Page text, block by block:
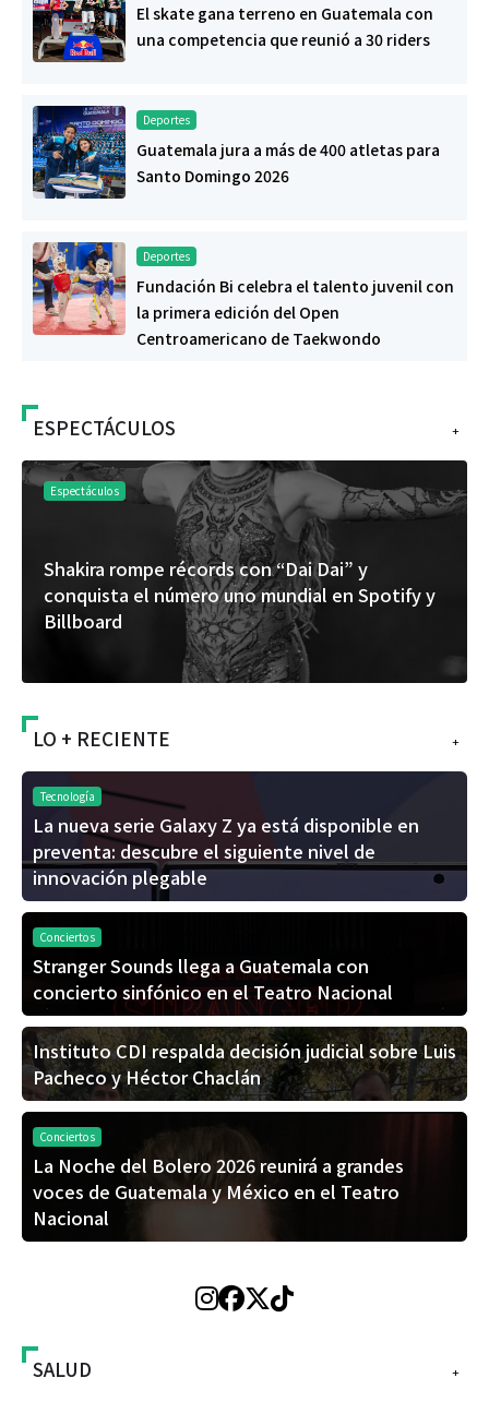
El skate gana terreno en Guatemala con
una competencia que reunió a 30 riders
Deportes
Guatemala jura a más de 400 atletas para
Santo Domingo 2026
Deportes
Fundación Bi celebra el talento juvenil con
la primera edición del Open
Centroamericano de Taekwondo
+
ESPECTÁCULOS
Espectáculos
Shakira rompe récords con “Dai Dai” y
conquista el número uno mundial en Spotify y
Billboard
+
LO + RECIENTE
Tecnología
La nueva serie Galaxy Z ya está disponible en
preventa: descubre el siguiente nivel de
innovación plegable
Conciertos
Stranger Sounds llega a Guatemala con
concierto sinfónico en el Teatro Nacional
Instituto CDI respalda decisión judicial sobre Luis
Pacheco y Héctor Chaclán
Conciertos
La Noche del Bolero 2026 reunirá a grandes
voces de Guatemala y México en el Teatro
Nacional
+
SALUD